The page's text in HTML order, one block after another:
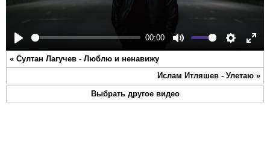
Play
00:00
Mute Settings
« Султан Лагучев - Люблю и ненавижу
Ислам Итляшев - Улетаю »
Выбрать другое видео